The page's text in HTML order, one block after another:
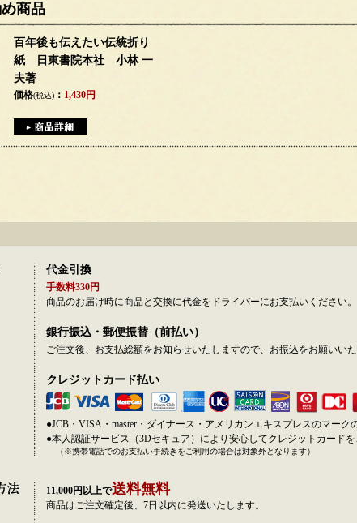
商品
百年後も伝えたい伝統折り
紙 日東書院本社 小林 一
夫著
価格(税込) ： 1,430円
代金引換
手数料330円
商品のお届け時に商品と交換に代金をドライバーにお支払いください。
銀行振込・郵便振替（前払い）
ご注文後、お支払総額をお知らせいたしますので、お振込をお願いい
クレジットカード払い
●JCB・VISA・master・ダイナース・アメリカンエキスプレスのマーク
●本人認証サービス（3Dセキュア）により安心してクレジットカードを
（※携帯電話でのお支払い手続きをご利用の場合は対象外となります）
11,000円以上で送料無料
商品はご注文確定後、7日以内に発送いたします。